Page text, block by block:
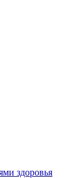
здоровья